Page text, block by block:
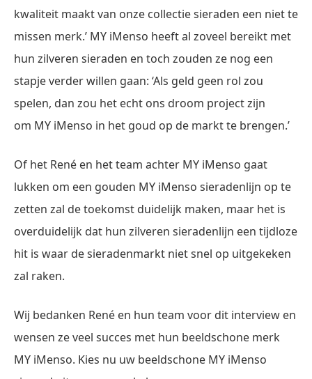
kwaliteit maakt van onze collectie sieraden een niet te
missen merk.’ MY iMenso heeft al zoveel bereikt met
hun zilveren sieraden en toch zouden ze nog een
stapje verder willen gaan: ‘Als geld geen rol zou
spelen, dan zou het echt ons droom project zijn
om MY iMenso in het goud op de markt te brengen.’
Of het René en het team achter MY iMenso gaat
lukken om een gouden MY iMenso sieradenlijn op te
zetten zal de toekomst duidelijk maken, maar het is
overduidelijk dat hun zilveren sieradenlijn een tijdloze
hit is waar de sieradenmarkt niet snel op uitgekeken
zal raken.
Wij bedanken René en hun team voor dit interview en
wensen ze veel succes met hun beeldschone merk
MY iMenso. Kies nu uw beeldschone MY iMenso